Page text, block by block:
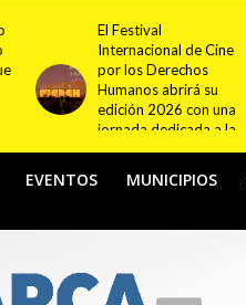
¡Por el oro! Colombia
enfrenta esta noche a
México en la gran
final del fútbol
femenino
centroamericano
EVENTOS MUNICIPIOS